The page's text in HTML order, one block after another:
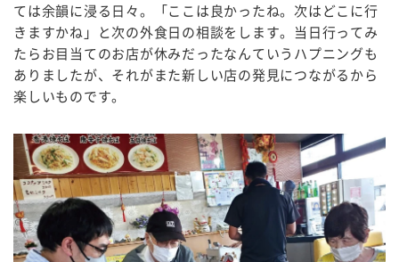
ては余韻に浸る日々。「ここは良かったね。次はどこに行
きますかね」と次の外食日の相談をします。当日行ってみ
たらお目当てのお店が休みだったなんていうハプニングも
ありましたが、それがまた新しい店の発見につながるから
楽しいものです。